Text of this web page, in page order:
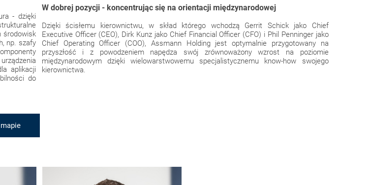
- dzięki
środowisk
np. szafy
aplikacji
do
W dobrej pozycji - koncentrując się na orientacji międzynarodowej
Dzięki ścisłemu kierownictwu, w skład którego wchodzą Gerrit Schick jako Chief
Executive Officer (CEO), Dirk Kunz jako Chief Financial Officer (CFO) i Phil Penninger jako
Chief Operating Officer (COO), Assmann Holding jest optymalnie przygotowany na
przyszłość i z powodzeniem napędza swój zrównoważony wzrost na poziomie
międzynarodowym dzięki wielowarstwowemu specjalistycznemu know-how swojego
kierownictwa.
mapie